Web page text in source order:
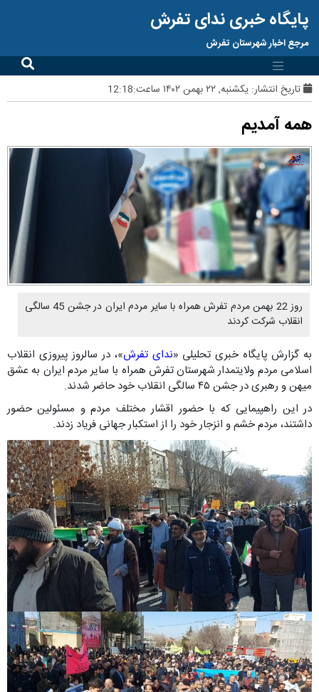
پایگاه خبری ندای تفرش
مرجع اخبار شهرستان تفرش
تاریخ انتشار: یکشنبه, ۲۲ بهمن ۱۴۰۲ ساعت:12:18
همه آمدیم
روز 22 بهمن مردم تفرش همراه با سایر مردم ایران در جشن 45 سالگی
انقلاب شرکت کردند
به گزارش پایگاه خبری تحلیلی «ندای تفرش»، در سالروز پیروزی انقلاب
اسلامی مردم ولایتمدار شهرستان تفرش همراه با سایر مردم ایران به عشق
میهن و رهبری در جشن ۴۵ سالگی انقلاب خود حاضر شدند.
در این راهپیمایی که با حضور اقشار مختلف مردم و مسئولین حضور
داشتند، مردم خشم و انزجار خود را از استکبار جهانی فریاد زدند.